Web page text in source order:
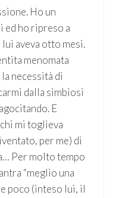
Ho un
ed ho ripreso a
aveva otto mesi.
menomata
necessità di
dalla simbiosi
E
mi toglieva
per me) di
Per molto tempo
“meglio una
poco (inteso lui, il